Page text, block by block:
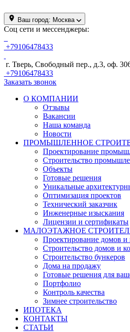
Ваш город: Москва
Соц сети и мессенджеры:
+79106478433
г. Тверь, Свободный пер., д.3, оф.
+79106478433
Заказать звонок
О КОМПАНИИ
Отзывы
Вакансии
Наша команда
Новости
ПРОМЫШЛЕННОЕ
Проектирование
Строительство
Объекты
Готовые решения
Уникальные
Оптимизация проектов
Технический заказчик
Инженерные изыскания
Лицензии и сертификаты
МАЛОЭТАЖНОЕ
Проектирование домов и
Строительство домов и
Строительство бункеров
Дома на продажу
Готовые решения для
Портфолио
Контроль качества
Зимнее строительство
ИПОТЕКА
КОНТАКТЫ
СТАТЬИ